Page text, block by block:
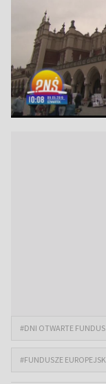
#DNI OTWARTE
#FUNDUSZE